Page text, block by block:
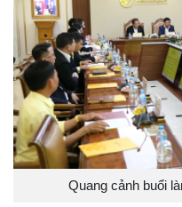
Quang cảnh buổi